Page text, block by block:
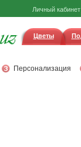
Личный кабинет
Цветы
Персонализация